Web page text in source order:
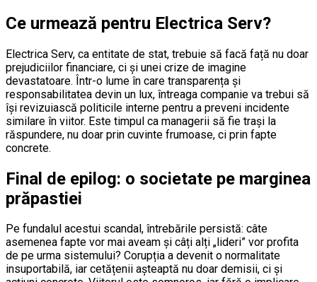
Ce urmează pentru Electrica Serv?
Electrica Serv, ca entitate de stat, trebuie să facă față nu doar
prejudiciilor financiare, ci și unei crize de imagine
devastatoare. Într-o lume în care transparența și
responsabilitatea devin un lux, întreaga companie va trebui să
își revizuiască politicile interne pentru a preveni incidente
similare în viitor. Este timpul ca managerii să fie trași la
răspundere, nu doar prin cuvinte frumoase, ci prin fapte
concrete.
Final de epilog: o societate pe marginea
prăpastiei
Pe fundalul acestui scandal, întrebările persistă: câte
asemenea fapte vor mai aveam și câți alți „lideri” vor profita
de pe urma sistemului? Corupția a devenit o normalitate
insuportabilă, iar cetățenii așteaptă nu doar demisii, ci și